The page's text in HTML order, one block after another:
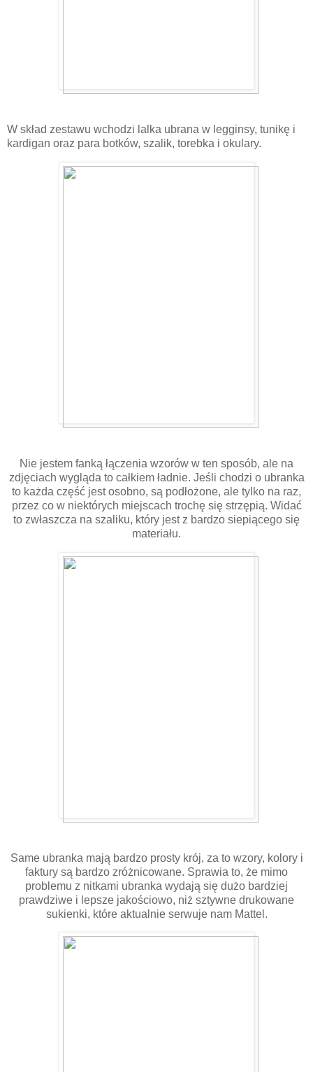
W skład zestawu wchodzi lalka ubrana w legginsy, tunikę i
kardigan oraz para botków, szalik, torebka i okulary.
Nie jestem fanką łączenia wzorów w ten sposób, ale na
zdjęciach wygląda to całkiem ładnie. Jeśli chodzi o ubranka
to każda część jest osobno, są podłożone, ale tylko na raz,
przez co w niektórych miejscach trochę się strzępią. Widać
to zwłaszcza na szaliku, który jest z bardzo siepiącego się
materiału.
Same ubranka mają bardzo prosty krój, za to wzory, kolory i
faktury są bardzo zróżnicowane. Sprawia to, że mimo
problemu z nitkami ubranka wydają się dużo bardziej
prawdziwe i lepsze jakościowo, niż sztywne drukowane
sukienki, które aktualnie serwuje nam Mattel.